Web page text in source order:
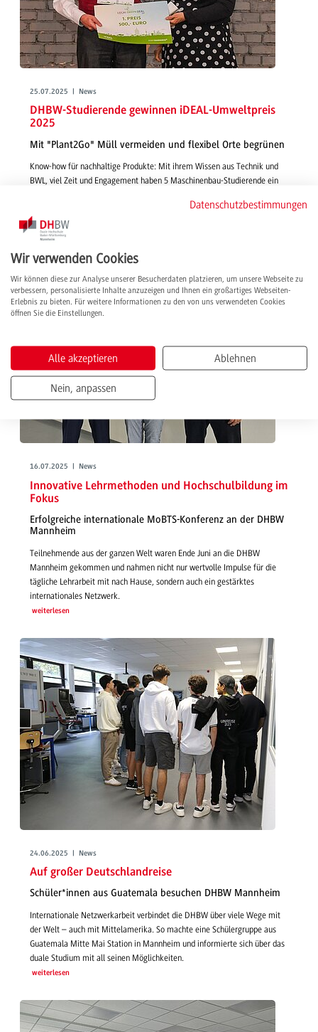
25.07.2025 | News
DHBW-Studierende gewinnen iDEAL-Umweltpreis
2025
Mit "Plant2Go" Müll vermeiden und flexibel Orte begrünen
Know-how für nachhaltige Produkte: Mit ihrem Wissen aus Technik und
BWL, viel Zeit und Engagement haben 5 Maschinenbau-Studierende ein
Stadt Mannheim die Gruppe mit dem iDEAL-Umweltpreis auszeichnete.
weiterlesen
16.07.2025 | News
Innovative Lehrmethoden und Hochschulbildung im
Fokus
Erfolgreiche internationale MoBTS-Konferenz an der DHBW
Mannheim
Teilnehmende aus der ganzen Welt waren Ende Juni an die DHBW
Mannheim gekommen und nahmen nicht nur wertvolle Impulse für die
tägliche Lehrarbeit mit nach Hause, sondern auch ein gestärktes
internationales Netzwerk.
weiterlesen
24.06.2025 | News
Auf großer Deutschlandreise
Schüler*innen aus Guatemala besuchen DHBW Mannheim
Internationale Netzwerkarbeit verbindet die DHBW über viele Wege mit
der Welt – auch mit Mittelamerika. So machte eine Schülergruppe aus
Guatemala Mitte Mai Station in Mannheim und informierte sich über das
duale Studium mit all seinen Möglichkeiten.
weiterlesen
Datenschutzbestimmungen
Wir verwenden Cookies
Wir können diese zur Analyse unserer Besucherdaten platzieren, um unsere Webseite zu
verbessern, personalisierte Inhalte anzuzeigen und Ihnen ein großartiges Webseiten-
Erlebnis zu bieten. Für weitere Informationen zu den von uns verwendeten Cookies
öffnen Sie die Einstellungen.
Alle akzeptieren Ablehnen
Nein, anpassen